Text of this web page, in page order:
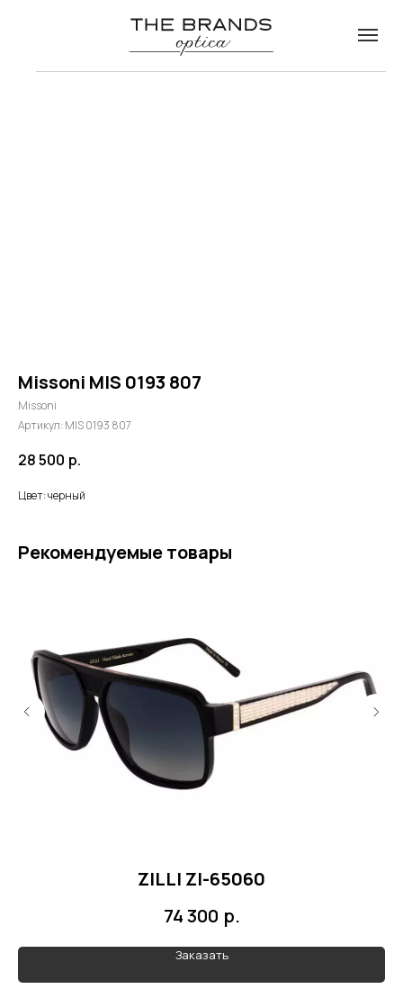
Missoni MIS 0193 807
Missoni
Артикул: MIS 0193 807
28 500 р.
Цвет: черный
Рекомендуемые товары
ZILLI ZI-65060
74 300 р.
Заказать